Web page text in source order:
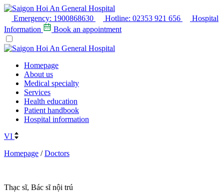
Emergency: 1900868630 Hotline: 02353 921 656
Hospital
Information
Book an appointment
Homepage
About us
Medical specialty
Services
Health education
Patient handbook
Hospital information
VI
Homepage /Doctors
Thạc sĩ, Bác sĩ nội trú